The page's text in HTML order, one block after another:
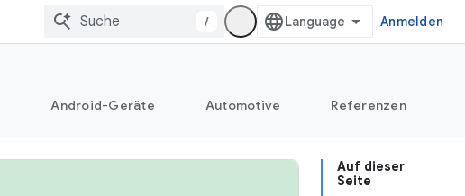
/ Anmelden
Android-Geräte Automotive Referenzen
Auf dieser
Seite